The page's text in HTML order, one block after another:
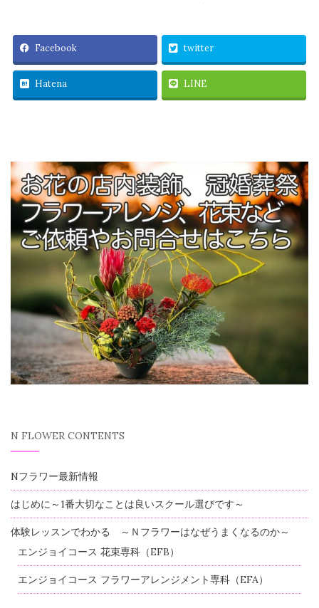
Facebook twitter
Hatena LINE
N FLOWER CONTENTS
Nフラワー最新情報
はじめに～1番大切なことは良いスクール選びです～
体験レッスンでわかる ～Ｎフラワーはなぜうまくなるのか～
エンジョイコース 花束専科（EFB）
エンジョイコース フラワーアレンジメント専科（EFA）